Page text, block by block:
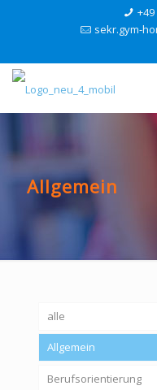
+49
sekr.gym-
Allgemein
alle
Allgemein
Berufsorientierung